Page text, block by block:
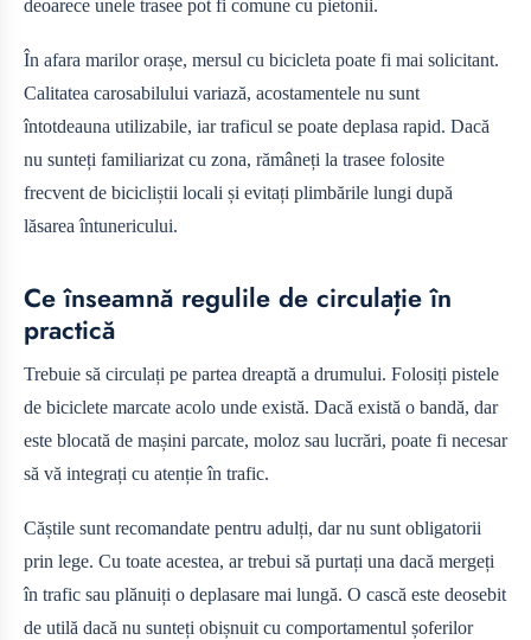
deoarece unele trasee pot fi comune cu pietonii.
În afara marilor orașe, mersul cu bicicleta poate fi mai solicitant.
Calitatea carosabilului variază, acostamentele nu sunt
întotdeauna utilizabile, iar traficul se poate deplasa rapid. Dacă
nu sunteți familiarizat cu zona, rămâneți la trasee folosite
frecvent de bicicliștii locali și evitați plimbările lungi după
lăsarea întunericului.
Ce înseamnă regulile de circulație în
practică
Trebuie să circulați pe partea dreaptă a drumului. Folosiți pistele
de biciclete marcate acolo unde există. Dacă există o bandă, dar
este blocată de mașini parcate, moloz sau lucrări, poate fi necesar
să vă integrați cu atenție în trafic.
Căștile sunt recomandate pentru adulți, dar nu sunt obligatorii
prin lege. Cu toate acestea, ar trebui să purtați una dacă mergeți
în trafic sau plănuiți o deplasare mai lungă. O cască este deosebit
de utilă dacă nu sunteți obișnuit cu comportamentul șoferilor